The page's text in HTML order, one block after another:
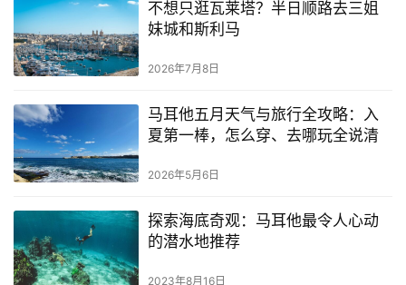
教
育
网
址
导
航
不想只逛瓦莱塔？半日顺路去三姐
妹城和斯利马
2026年7月8日
马耳他五月天气与旅行全攻略：入
夏第一棒，怎么穿、去哪玩全说清
2026年5月6日
探索海底奇观：马耳他最令人心动
的潜水地推荐
2023年8月16日